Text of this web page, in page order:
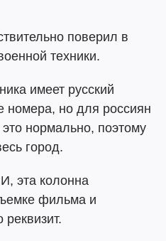
поверил в
техники.
имеет русский
номера, но для россиян
нормально, поэтому
город.
эта колонна
фильма и
реквизит.